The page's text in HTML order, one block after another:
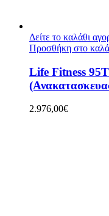
Δείτε το καλάθι
Προσθήκη στο
Life Fitness
2.976,00€